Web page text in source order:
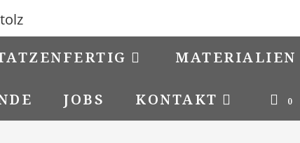
MATERIALIEN
JOBS KONTAKT 0